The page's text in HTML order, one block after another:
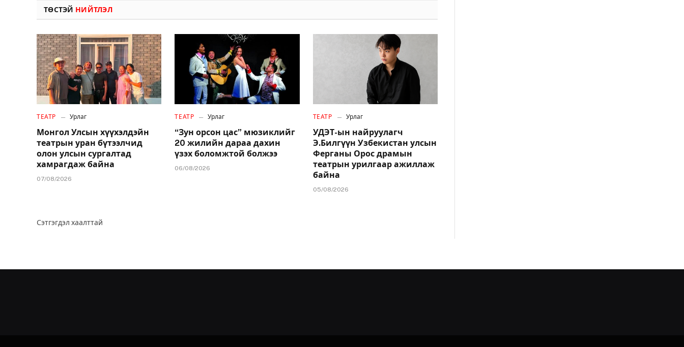
ТӨСТЭЙ НИЙТЛЭЛ
ТЕАТР Урлаг
Монгол Улсын хүүхэлдэйн
театрын уран бүтээлчид
олон улсын сургалтад
хамрагдаж байна
07/08/2026
ТЕАТР Урлаг
“Зун орсон цас” мюзиклийг
20 жилийн дараа дахин
үзэх боломжтой болжээ
06/08/2026
ТЕАТР Урлаг
УДЭТ-ын найруулагч
Э.Билгүүн Узбекистан улсын
Ферганы Орос драмын
театрын урилгаар ажиллаж
байна
05/08/2026
Сэтгэгдэл хаалттай